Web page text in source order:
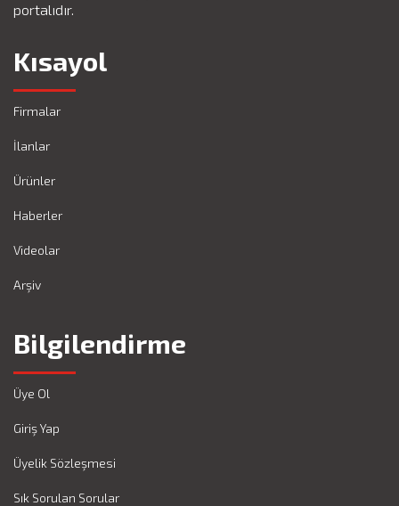
portalıdır.
Kısayol
Firmalar
İlanlar
Ürünler
Haberler
Videolar
Arşiv
Bilgilendirme
Üye Ol
Giriş Yap
Üyelik Sözleşmesi
Sık Sorulan Sorular